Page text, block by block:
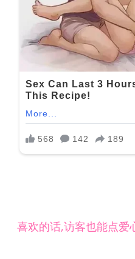
喜欢的话,访客也能点爱